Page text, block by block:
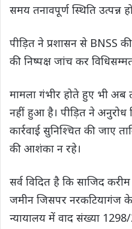
समय तनावपूर्ण स्थिति उत्पन्न
पीड़ित ने प्रशासन से BNSS
की निष्पक्ष जांच कर
मामला गंभीर होते हुए भी अब
नहीं हुआ है। पीड़ित ने
कार्रवाई सुनिश्चित की जाए
की आशंका न रहे।
सर्व विदित है कि साजिद
जमीन जिसपर नरकटियागंज
न्यायालय में वाद संख्या